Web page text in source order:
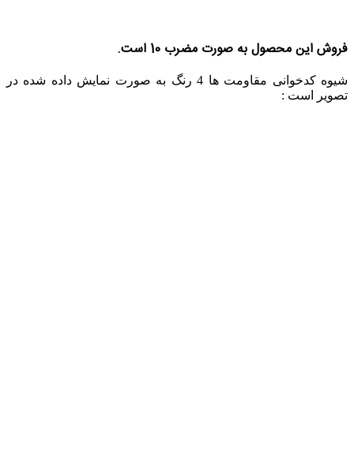
فروش این محصول به صورت مضرب 10 است.
شیوه کدخوانی مقاومت ها 4 رنگ به صورت نمایش داده شده در
تصویر است :